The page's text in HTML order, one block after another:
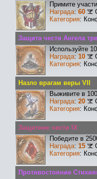
Примите
Награда: 60
Категория:
Защита чести Ангела
Используйте
Награда: 10
Категория:
Назло врагам веры VII
Выживите в
Награда: 20
Категория:
Защитник чести IX
Победите в
Награда: 15
Категория:
Противостояние